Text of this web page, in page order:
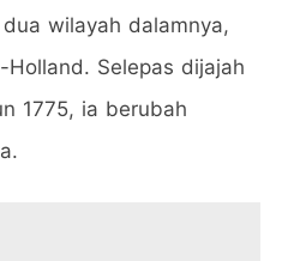
wilayah dalamnya,
Selepas dijajah
1775, ia berubah